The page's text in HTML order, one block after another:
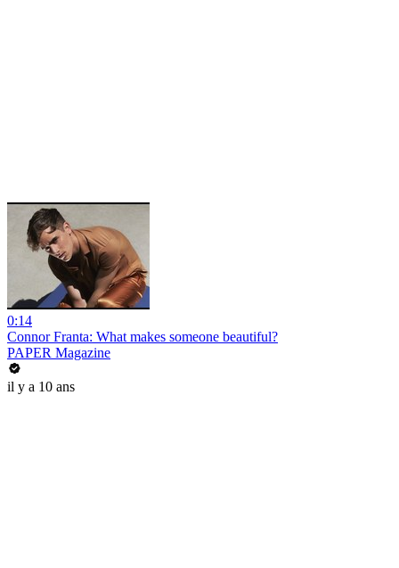
0:14
Connor Franta: What makes someone beautiful?
PAPER Magazine
il y a 10 ans